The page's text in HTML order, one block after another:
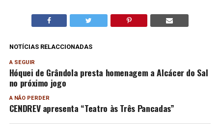
NOTÍCIAS RELACCIONADAS
A SEGUIR
Hóquei de Grândola presta homenagem a Alcácer do Sal
no próximo jogo
A NÃO PERDER
CENDREV apresenta “Teatro às Três Pancadas”